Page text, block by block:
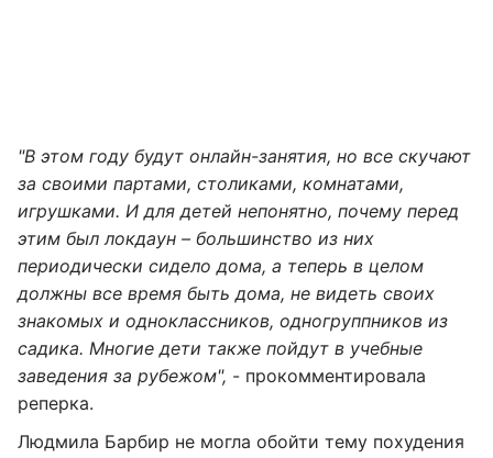
"В этом году будут онлайн-занятия, но все скучают
за своими партами, столиками, комнатами,
игрушками. И для детей непонятно, почему перед
этим был локдаун – большинство из них
периодически сидело дома, а теперь в целом
должны все время быть дома, не видеть своих
знакомых и одноклассников, одногруппников из
садика. Многие дети также пойдут в учебные
заведения за рубежом", - прокомментировала
реперка.
Людмила Барбир не могла обойти тему похудения